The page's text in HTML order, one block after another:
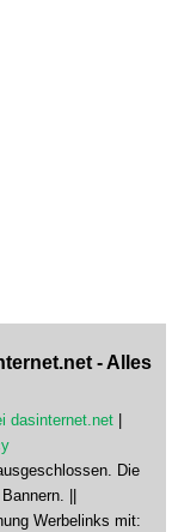
- Alles
dasinternet.net
Die
||
Werbelinks mit: